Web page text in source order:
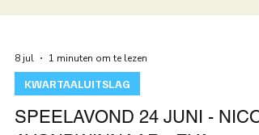
KWARTAALUITSLAG